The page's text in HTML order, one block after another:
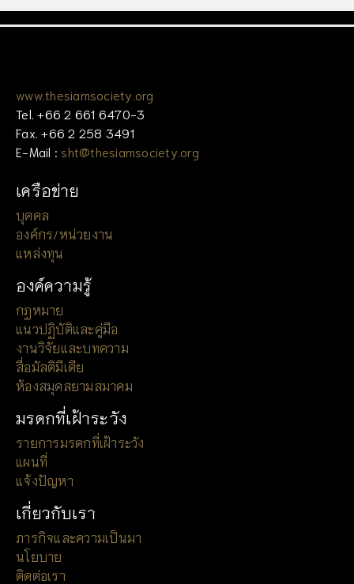
www.thesiamsociety.org
Tel. +66 2 661 6470-3
Fax. +66 2 258 3491
E-Mail : sht@thesiamsociety.org
เครือข่าย
บุคคล
องค์กร/หน่วยงาน
แหล่งทุน
องค์ความรู้
กฎหมาย
แนวปฏิบัติและคู่มือ
งานวิจัยและบทความ
สื่อมัลติมีเดีย
ห้องสมุดสยามสมาคม
มรดกที่เฝ้าระวัง
รายการมรดกที่เฝ้าระวัง
แผนที่
แจ้งปัญหา
เกี่ยวกับเรา
ภารกิจและความเป็นมา
นโยบาย
ติดต่อเรา